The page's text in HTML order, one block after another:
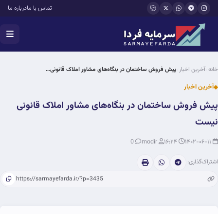
رفتن به محتوای اصلی تماس با مادرباره ما
خانه آخرین اخبار پیش فروش ساختمان در بنگاه‌های مشاور املاک قانونی…
آخرین اخبار
پیش فروش ساختمان در بنگاه‌های مشاور املاک قانونی
نیست
اشتراک‌گذاری: